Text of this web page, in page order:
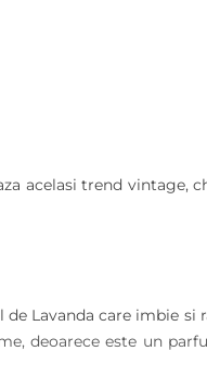
acelasi trend vintage,
Lavanda care imbie
deoarece este un